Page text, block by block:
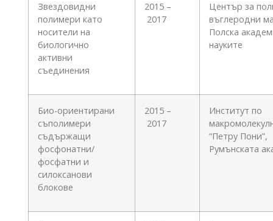
Звездовидни
полимери като
носители на
биологично
активни
съединения
2015 –
2017
Център за
въглеродни
Полска
науките
Био-ориентирани
съполимери
съдържащи
фосфонатни/
фосфатни и
силоксанови
блокове
2015 –
2017
Институт по
“Петру Пони”,
Румънската